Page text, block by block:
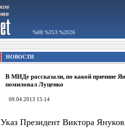
%08 %353 %2026
НОВОСТИ
В МИДе рассказали, по какой причине
помиловал Луценко
09.04.2013 15:14
Указ Президент Виктора